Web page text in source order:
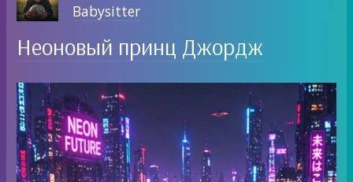
Babysitter
Неоновый принц Джордж